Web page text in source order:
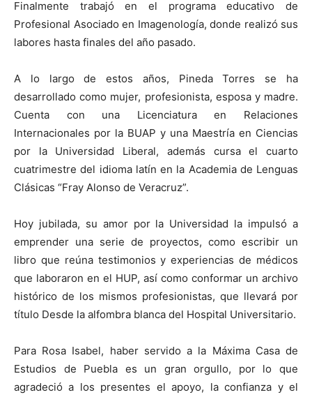
Finalmente trabajó en el programa educativo de
Profesional Asociado en Imagenología, donde realizó sus
labores hasta finales del año pasado.
A lo largo de estos años, Pineda Torres se ha
desarrollado como mujer, profesionista, esposa y madre.
Cuenta con una Licenciatura en Relaciones
Internacionales por la BUAP y una Maestría en Ciencias
por la Universidad Liberal, además cursa el cuarto
cuatrimestre del idioma latín en la Academia de Lenguas
Clásicas “Fray Alonso de Veracruz”.
Hoy jubilada, su amor por la Universidad la impulsó a
emprender una serie de proyectos, como escribir un
libro que reúna testimonios y experiencias de médicos
que laboraron en el HUP, así como conformar un archivo
histórico de los mismos profesionistas, que llevará por
título Desde la alfombra blanca del Hospital Universitario.
Para Rosa Isabel, haber servido a la Máxima Casa de
Estudios de Puebla es un gran orgullo, por lo que
agradeció a los presentes el apoyo, la confianza y el